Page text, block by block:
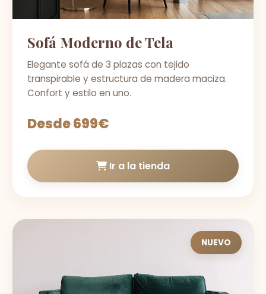
Sofá Moderno de Tela
Elegante sofá de 3 plazas con tejido
transpirable y estructura de madera maciza.
Confort y estilo en uno.
Desde 699€
Ir a la tienda
NUEVO